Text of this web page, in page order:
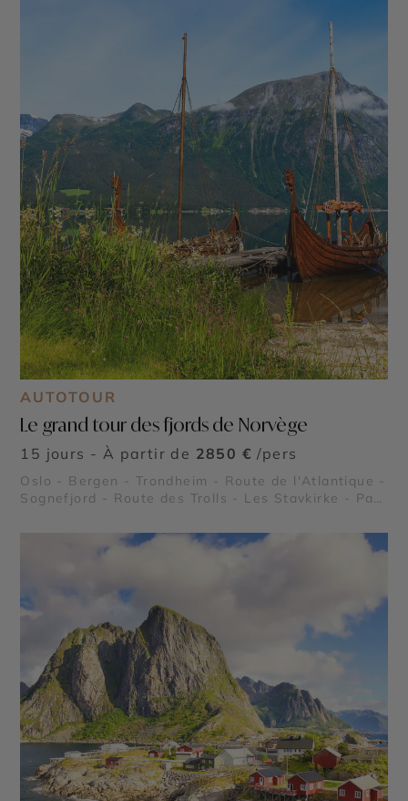
AUTOTOUR
Le grand tour des fjords de Norvège
15 jours - À partir de 2850 € /pers
Oslo - Bergen - Trondheim - Route de l'Atlantique -
Sognefjord - Route des Trolls - Les Stavkirke - Parc